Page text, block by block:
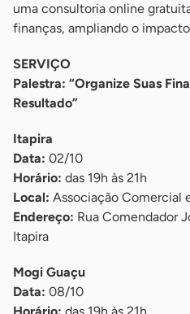
uma consultoria online
finanças, ampliando o
SERVIÇO
Palestra: “Organize Suas
Resultado”
Itapira
Data: 02/10
Horário: das 19h às 21h
Local: Associação Comercial
Endereço: Rua Comendador
Itapira
Mogi Guaçu
Data: 08/10